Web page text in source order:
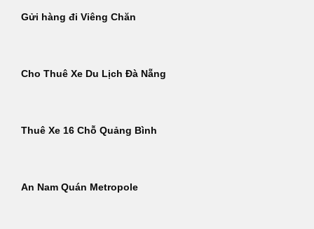
Gửi hàng đi Viêng Chăn
Cho Thuê Xe Du Lịch Đà Nẵng
Thuê Xe 16 Chỗ Quảng Bình
An Nam Quán Metropole